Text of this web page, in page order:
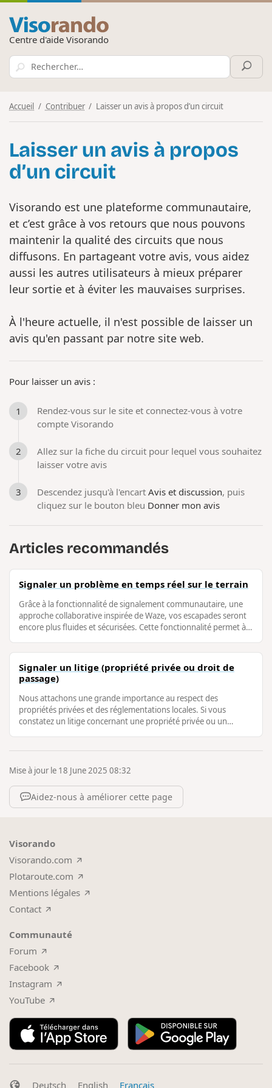
Centre d'aide Visorando
Accueil Contribuer Laisser un avis à propos d’un circuit
Laisser un avis à propos
d’un circuit
Visorando est une plateforme communautaire,
et c’est grâce à vos retours que nous pouvons
maintenir la qualité des circuits que nous
diffusons. En partageant votre avis, vous aidez
aussi les autres utilisateurs à mieux préparer
leur sortie et à éviter les mauvaises surprises.
À l'heure actuelle, il n'est possible de laisser un
avis qu'en passant par notre site web.
Pour laisser un avis :
Rendez-vous sur le site et connectez-vous à votre
compte Visorando
Allez sur la fiche du circuit pour lequel vous souhaitez
laisser votre avis
Descendez jusqu'à l'encartAvis et discussion, puis
cliquez sur le bouton bleu Donner mon avis
Articles recommandés
Signaler un problème en temps réel sur le terrain
Grâce à la fonctionnalité de signalement communautaire, une
approche collaborative inspirée de Waze, vos escapades seront
encore plus fluides et sécurisées. Cette fonctionnalité permet à
Signaler un litige (propriété privée ou droit de
passage)
Nous attachons une grande importance au respect des
propriétés privées et des réglementations locales. Si vous
constatez un litige concernant une propriété privée ou un
Mise à jour le 18 June 2025 08:32
Aidez-nous à améliorer cette page
Visorando
Visorando.com
Plotaroute.com
Mentions légales
Contact
Communauté
Forum
Facebook
Instagram
YouTube
Deutsch English Français